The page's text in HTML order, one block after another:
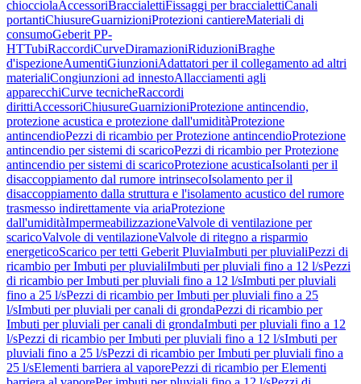
chiocciolaAccessoriBraccialettiFissaggi per braccialettiCanali
portantiChiusureGuarnizioniProtezioni cantiereMateriali di
consumoGeberit PP-
HTTubiRaccordiCurveDiramazioniRiduzioniBraghe
d'ispezioneAumentiGiunzioniAdattatori per il collegamento ad altri
materialiCongiunzioni ad innestoAllacciamenti agli
apparecchiCurve tecnicheRaccordi
dirittiAccessoriChiusureGuarnizioniProtezione antincendio,
protezione acustica e protezione dall'umiditàProtezione
antincendioPezzi di ricambio per Protezione antincendioProtezione
antincendio per sistemi di scaricoPezzi di ricambio per Protezione
antincendio per sistemi di scaricoProtezione acusticaIsolanti per il
disaccoppiamento dal rumore intrinsecoIsolamento per il
disaccoppiamento dalla struttura e l'isolamento acustico del rumore
trasmesso indirettamente via ariaProtezione
dall'umiditàImpermeabilizzazioneValvole di ventilazione per
scaricoValvole di ventilazioneValvole di ritegno a risparmio
energeticoScarico per tetti Geberit PluviaImbuti per pluvialiPezzi di
ricambio per Imbuti per pluvialiImbuti per pluviali fino a 12 l/sPezzi
di ricambio per Imbuti per pluviali fino a 12 l/sImbuti per pluviali
fino a 25 l/sPezzi di ricambio per Imbuti per pluviali fino a 25
l/sImbuti per pluviali per canali di grondaPezzi di ricambio per
Imbuti per pluviali per canali di grondaImbuti per pluviali fino a 12
l/sPezzi di ricambio per Imbuti per pluviali fino a 12 l/sImbuti per
pluviali fino a 25 l/sPezzi di ricambio per Imbuti per pluviali fino a
25 l/sElementi barriera al vaporePezzi di ricambio per Elementi